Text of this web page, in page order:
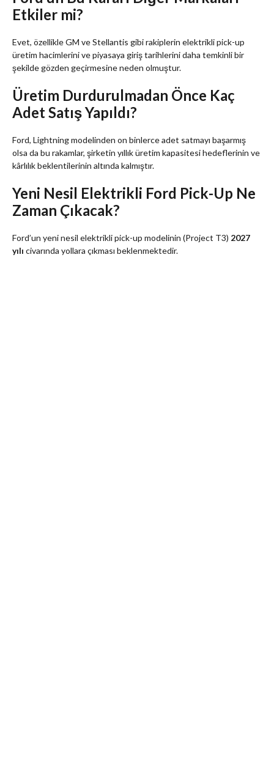
Etkiler mi?
Evet, özellikle GM ve Stellantis gibi rakiplerin elektrikli pick-up
üretim hacimlerini ve piyasaya giriş tarihlerini daha temkinli bir
şekilde gözden geçirmesine neden olmuştur.
Üretim Durdurulmadan Önce Kaç
Adet Satış Yapıldı?
Ford, Lightning modelinden on binlerce adet satmayı başarmış
olsa da bu rakamlar, şirketin yıllık üretim kapasitesi hedeflerinin ve
kârlılık beklentilerinin altında kalmıştır.
Yeni Nesil Elektrikli Ford Pick-Up Ne
Zaman Çıkacak?
Ford’un yeni nesil elektrikli pick-up modelinin (Project T3) 2027
yılı civarında yollara çıkması beklenmektedir.